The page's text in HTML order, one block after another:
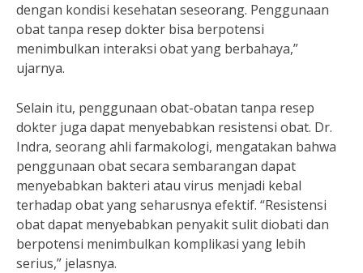
dengan kondisi kesehatan seseorang. Penggunaan
obat tanpa resep dokter bisa berpotensi
menimbulkan interaksi obat yang berbahaya,”
ujarnya.
Selain itu, penggunaan obat-obatan tanpa resep
dokter juga dapat menyebabkan resistensi obat. Dr.
Indra, seorang ahli farmakologi, mengatakan bahwa
penggunaan obat secara sembarangan dapat
menyebabkan bakteri atau virus menjadi kebal
terhadap obat yang seharusnya efektif. “Resistensi
obat dapat menyebabkan penyakit sulit diobati dan
berpotensi menimbulkan komplikasi yang lebih
serius,” jelasnya.